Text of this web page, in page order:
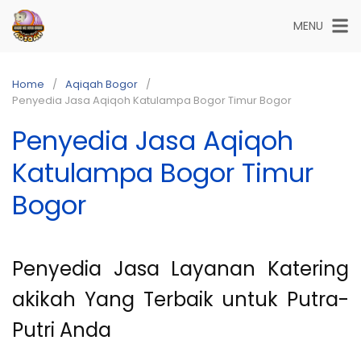
Skip
to
MENU
Home
Aqiqah Bogor
Penyedia Jasa Aqiqoh Katulampa Bogor Timur Bogor
Penyedia Jasa Aqiqoh
Katulampa Bogor Timur
Bogor
Penyedia Jasa Layanan Katering
akikah Yang Terbaik untuk Putra-
Putri Anda